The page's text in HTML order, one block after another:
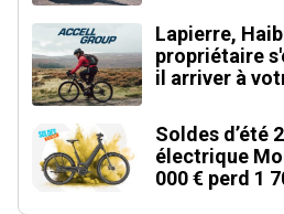
Lapierre,
propriétaire
il arriver à
Soldes d’été
électrique
000 € perd 1